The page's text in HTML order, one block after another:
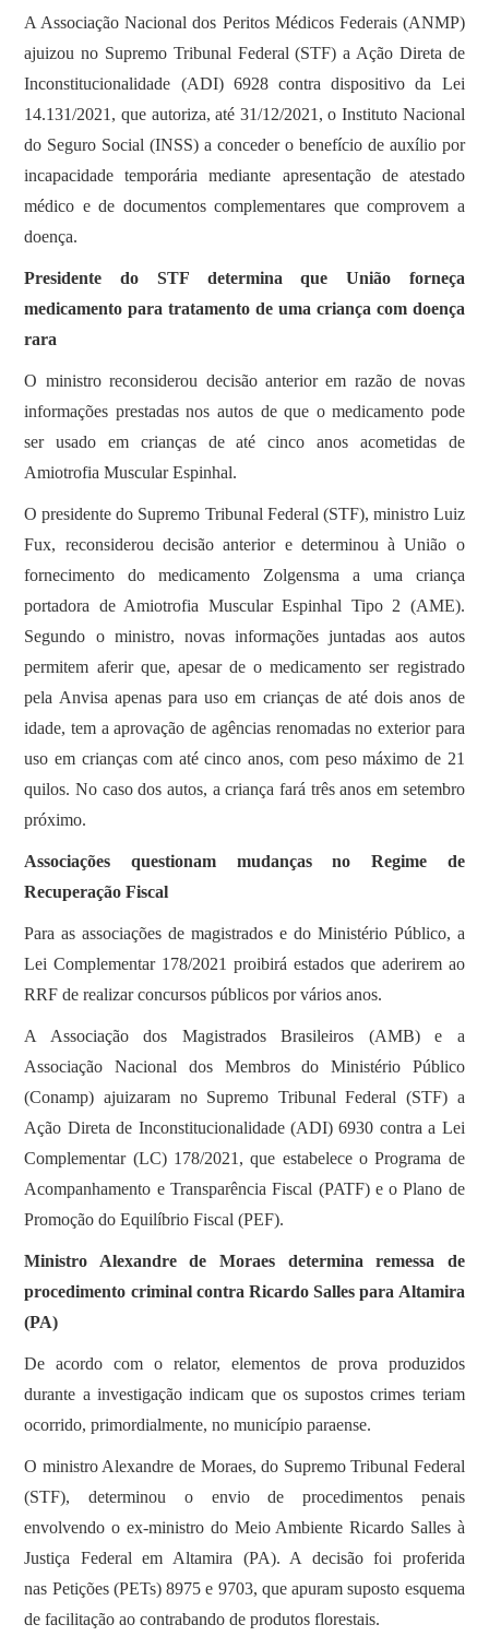
A Associação Nacional dos Peritos Médicos Federais (ANMP)
ajuizou no Supremo Tribunal Federal (STF) a Ação Direta de
Inconstitucionalidade (ADI) 6928 contra dispositivo da Lei
14.131/2021, que autoriza, até 31/12/2021, o Instituto Nacional
do Seguro Social (INSS) a conceder o benefício de auxílio por
incapacidade temporária mediante apresentação de atestado
médico e de documentos complementares que comprovem a
doença.
Presidente do STF determina que União forneça
medicamento para tratamento de uma criança com doença
rara
O ministro reconsiderou decisão anterior em razão de novas
informações prestadas nos autos de que o medicamento pode
ser usado em crianças de até cinco anos acometidas de
Amiotrofia Muscular Espinhal.
O presidente do Supremo Tribunal Federal (STF), ministro Luiz
Fux, reconsiderou decisão anterior e determinou à União o
fornecimento do medicamento Zolgensma a uma criança
portadora de Amiotrofia Muscular Espinhal Tipo 2 (AME).
Segundo o ministro, novas informações juntadas aos autos
permitem aferir que, apesar de o medicamento ser registrado
pela Anvisa apenas para uso em crianças de até dois anos de
idade, tem a aprovação de agências renomadas no exterior para
uso em crianças com até cinco anos, com peso máximo de 21
quilos. No caso dos autos, a criança fará três anos em setembro
próximo.
Associações questionam mudanças no Regime de
Recuperação Fiscal
Para as associações de magistrados e do Ministério Público, a
Lei Complementar 178/2021 proibirá estados que aderirem ao
RRF de realizar concursos públicos por vários anos.
A Associação dos Magistrados Brasileiros (AMB) e a
Associação Nacional dos Membros do Ministério Público
(Conamp) ajuizaram no Supremo Tribunal Federal (STF) a
Ação Direta de Inconstitucionalidade (ADI) 6930 contra a Lei
Complementar (LC) 178/2021, que estabelece o Programa de
Acompanhamento e Transparência Fiscal (PATF) e o Plano de
Promoção do Equilíbrio Fiscal (PEF).
Ministro Alexandre de Moraes determina remessa de
procedimento criminal contra Ricardo Salles para Altamira
(PA)
De acordo com o relator, elementos de prova produzidos
durante a investigação indicam que os supostos crimes teriam
ocorrido, primordialmente, no município paraense.
O ministro Alexandre de Moraes, do Supremo Tribunal Federal
(STF), determinou o envio de procedimentos penais
envolvendo o ex-ministro do Meio Ambiente Ricardo Salles à
Justiça Federal em Altamira (PA). A decisão foi proferida
nas Petições (PETs) 8975 e 9703, que apuram suposto esquema
de facilitação ao contrabando de produtos florestais.